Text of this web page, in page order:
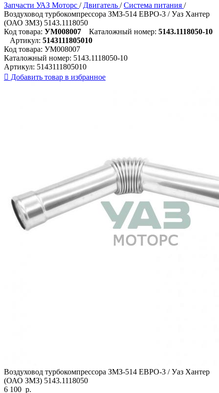
Запчасти УАЗ Моторс / Двигатель / Система питания /
Воздуховод турбокомпрессора ЗМЗ-514 ЕВРО-3 / Уаз Хантер
(ОАО ЗМЗ) 5143.1118050
Код товара: УМ008007 Каталожный номер: 5143.1118050-10
Артикул: 5143111805010
Код товара: УМ008007
Каталожный номер: 5143.1118050-10
Артикул: 5143111805010
 Добавить товар в избранное
Воздуховод турбокомпрессора ЗМЗ-514 ЕВРО-3 / Уаз Хантер
(ОАО ЗМЗ) 5143.1118050
6 100 р.